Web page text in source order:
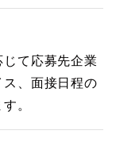
て応募先企業
、面接日程の
。